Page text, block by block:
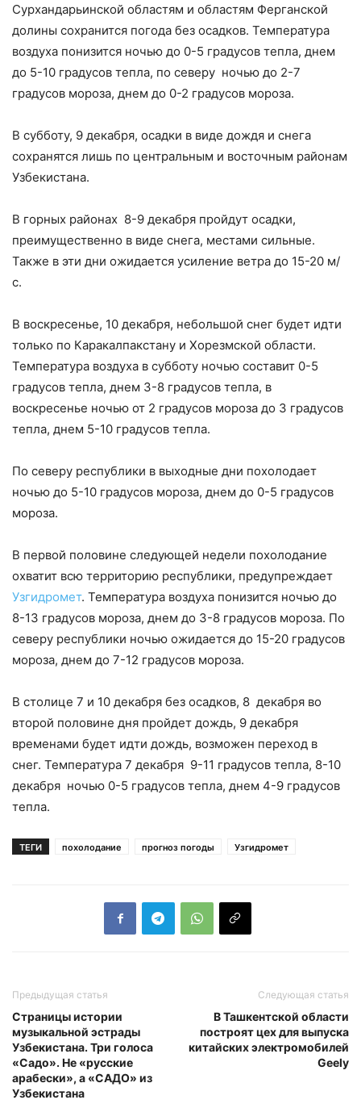
Сурхандарьинской областям и областям Ферганской
долины сохранится погода без осадков. Температура
воздуха понизится ночью до 0-5 градусов тепла, днем
до 5-10 градусов тепла, по северу ночью до 2-7
градусов мороза, днем до 0-2 градусов мороза.
В субботу, 9 декабря, осадки в виде дождя и снега
сохранятся лишь по центральным и восточным районам
Узбекистана.
В горных районах 8-9 декабря пройдут осадки,
преимущественно в виде снега, местами сильные.
Также в эти дни ожидается усиление ветра до 15-20 м/
с.
В воскресенье, 10 декабря, небольшой снег будет идти
только по Каракалпакстану и Хорезмской области.
Температура воздуха в субботу ночью составит 0-5
градусов тепла, днем 3-8 градусов тепла, в
воскресенье ночью от 2 градусов мороза до 3 градусов
тепла, днем 5-10 градусов тепла.
По северу республики в выходные дни похолодает
ночью до 5-10 градусов мороза, днем до 0-5 градусов
мороза.
В первой половине следующей недели похолодание
охватит всю территорию республики, предупреждает
Узгидромет. Температура воздуха понизится ночью до
8-13 градусов мороза, днем до 3-8 градусов мороза. По
северу республики ночью ожидается до 15-20 градусов
мороза, днем до 7-12 градусов мороза.
В столице 7 и 10 декабря без осадков, 8 декабря во
второй половине дня пройдет дождь, 9 декабря
временами будет идти дождь, возможен переход в
снег. Температура 7 декабря 9-11 градусов тепла, 8-10
декабря ночью 0-5 градусов тепла, днем 4-9 градусов
тепла.
ТЕГИ похолодание прогноз погоды Узгидромет
Предыдущая статья
Страницы истории
музыкальной эстрады
Узбекистана. Три голоса
«Садо». Не «русские
арабески», а «САДО» из
Узбекистана
Следующая статья
В Ташкентской области
построят цех для выпуска
китайских электромобилей
Geely